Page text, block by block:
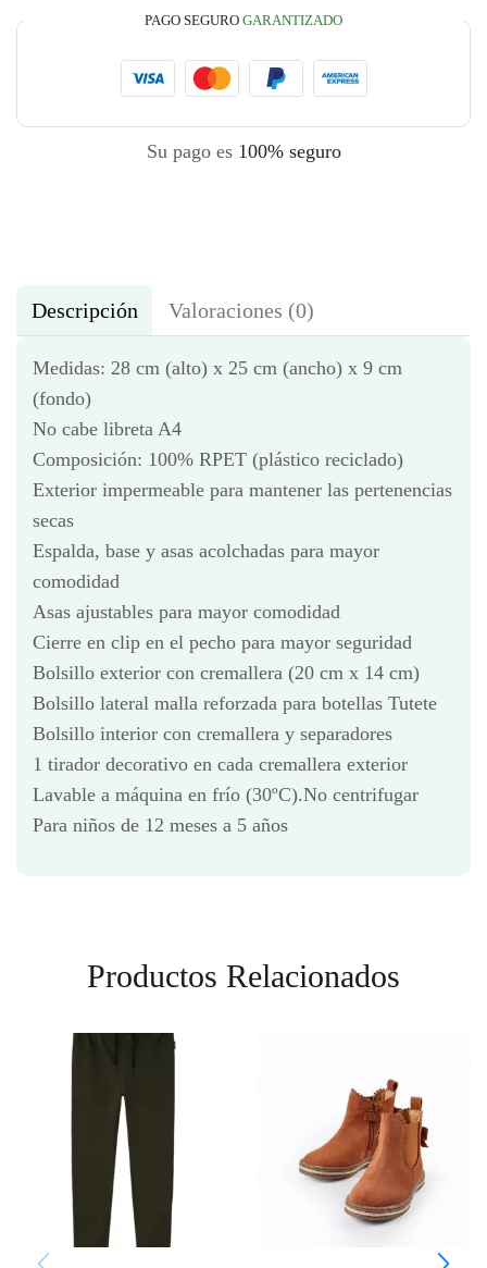
PAGO SEGURO GARANTIZADO
Su pago es 100% seguro
Descripción Valoraciones (0)
Medidas: 28 cm (alto) x 25 cm (ancho) x 9 cm
(fondo)
No cabe libreta A4
Composición: 100% RPET (plástico reciclado)
Exterior impermeable para mantener las pertenencias
secas
Espalda, base y asas acolchadas para mayor
comodidad
Asas ajustables para mayor comodidad
Cierre en clip en el pecho para mayor seguridad
Bolsillo exterior con cremallera (20 cm x 14 cm)
Bolsillo lateral malla reforzada para botellas Tutete
Bolsillo interior con cremallera y separadores
1 tirador decorativo en cada cremallera exterior
Lavable a máquina en frío (30ºC).No centrifugar
Para niños de 12 meses a 5 años
Productos Relacionados